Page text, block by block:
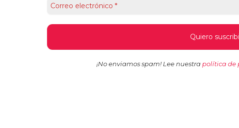
¡No enviamos spam! Lee nuestrapolítica de